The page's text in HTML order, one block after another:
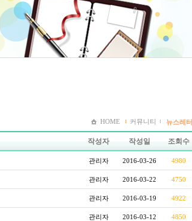
HOME 커뮤니티 뉴스레터
작성자 작성일 조회수
관리자 2016-03-26 4980
관리자 2016-03-22 4750
관리자 2016-03-19 4922
관리자 2016-03-12 4850